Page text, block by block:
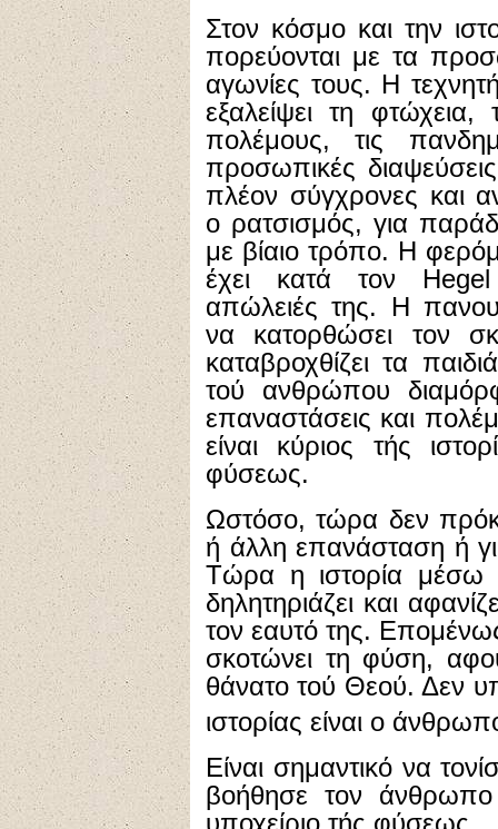
Στον κόσμο και την
πορεύονται με τα
αγωνίες τους. Η
εξαλείψει τη
πολέμους, τις
προσωπικές
πλέον σύγχρονες και
ο ρατσισμός, για
με βίαιο τρόπο. Η
έχει κατά τον Hegel
απώλειές της. Η
να κατορθώσει τον
καταβροχθίζει τα
τού ανθρώπου
επαναστάσεις και
είναι κύριος τής
φύσεως.
Ωστόσο, τώρα δεν
ή άλλη επανάσταση ή
Τώρα η ιστορία μέσω
δηλητηριάζει και
τον εαυτό της.
σκοτώνει τη φύση,
θάνατο τού Θεού. Δεν
ιστορίας είναι ο
Είναι σημαντικό να
βοήθησε τον